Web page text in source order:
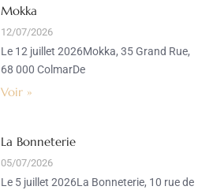
Mokka
12/07/2026
Le 12 juillet 2026Mokka, 35 Grand Rue,
68 000 ColmarDe
Voir »
La Bonneterie
05/07/2026
Le 5 juillet 2026La Bonneterie, 10 rue de